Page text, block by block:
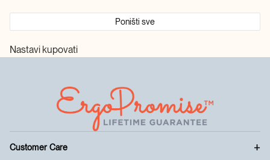
Poništi sve
Nastavi kupovati
Customer Care